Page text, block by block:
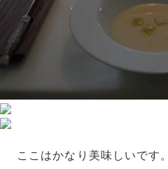
ここはかなり美味しいです。